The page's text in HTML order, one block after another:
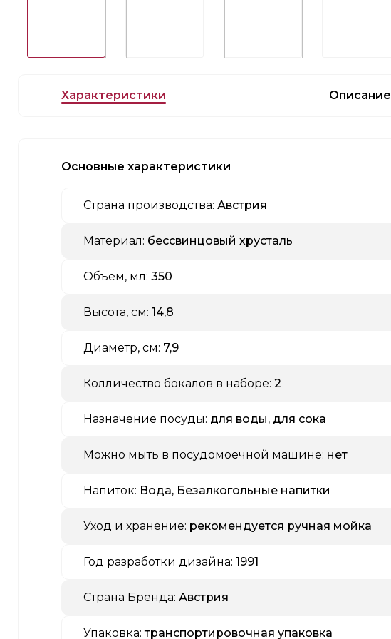
Характеристики Описание
Основные характеристики
Страна производства: Австрия
Материал: бессвинцовый хрусталь
Объем, мл: 350
Высота, см: 14,8
Диаметр, см: 7,9
Колличество бокалов в наборе: 2
Назначение посуды: для воды, для сока
Можно мыть в посудомоечной машине: нет
Напиток: Вода, Безалкогольные напитки
Уход и хранение: рекомендуется ручная мойка
Год разработки дизайна: 1991
Страна Бренда: Австрия
Упаковка: транспортировочная упаковка